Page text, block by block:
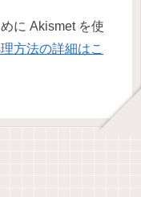
に Akismet を使
方法の詳細はこ